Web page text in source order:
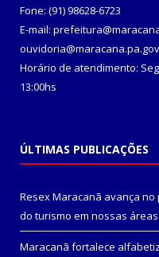
Fone: (91) 98628-6723
E-mail:
Horário de atendimento:
13:00hs
ÚLTIMAS PUBLICAÇÕES
Resex Maracanã avança
do turismo em nossas
Maracanã fortalece